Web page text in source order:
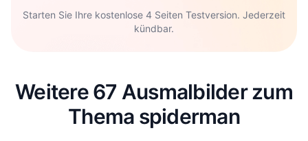
Starten Sie Ihre kostenlose 4 Seiten Testversion. Jederzeit
kündbar.
Weitere 67 Ausmalbilder zum
Thema spiderman